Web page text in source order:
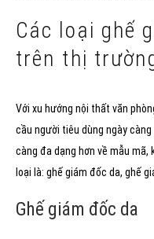
Các loại ghế
trên thị
Với xu hướng nội thất văn
cầu người tiêu dùng ngày
càng đa dạng hơn về mẫu mã,
loại là: ghế giám đốc da, ghế
Ghế giám đốc da